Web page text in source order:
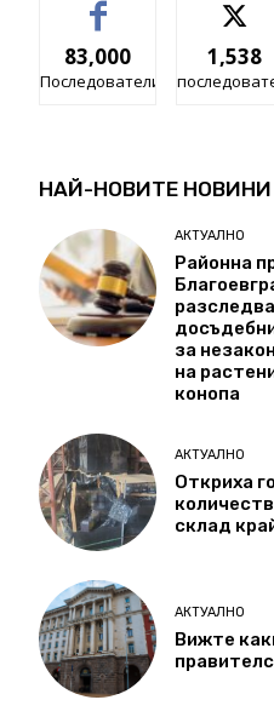
83,000
Последователи
1,538
НАЙ-НОВИТЕ НОВИНИ
АКТУАЛНО
Районна
за
на
конопа
АКТУАЛНО
Откриха
склад
АКТУАЛНО
Вижте